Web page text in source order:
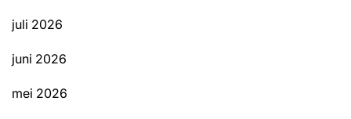
juli 2026
juni 2026
mei 2026